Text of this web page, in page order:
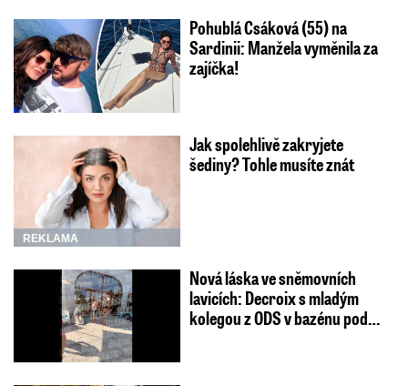
Pohublá Csáková (55) na
Sardinii: Manžela vyměnila za
zajíčka!
REKLAMA
Jak spolehlivě zakryjete
šediny? Tohle musíte znát
Nová láska ve sněmovních
lavicích: Decroix s mladým
kolegou z ODS v bazénu pod…